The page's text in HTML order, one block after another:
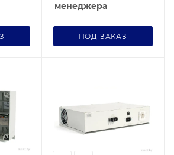
менеджера
ПОД ЗАКАЗ